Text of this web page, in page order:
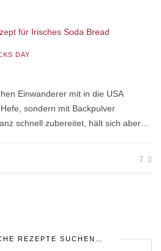
DAY
Einwanderer mit in die USA
sondern mit Backpulver
schnell zubereitet, hält sich aber…
7
REZEPTE SUCHEN…